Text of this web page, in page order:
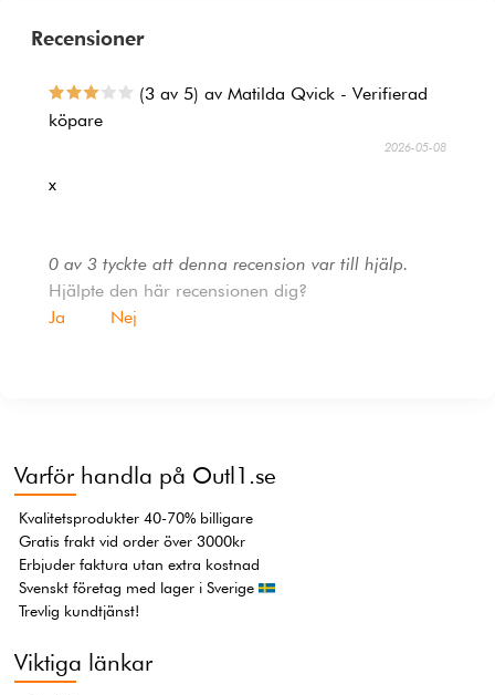
Recensioner
(3 av 5) av Matilda Qvick - Verifierad
köpare
2026-05-08
x
0 av 3 tyckte att denna recension var till hjälp.
Hjälpte den här recensionen dig?
Ja
Nej
Varför handla på Outl1.se
Kvalitetsprodukter 40-70% billigare
Gratis frakt vid order över 3000kr
Erbjuder faktura utan extra kostnad
Svenskt företag med lager i Sverige
Trevlig kundtjänst!
Viktiga länkar